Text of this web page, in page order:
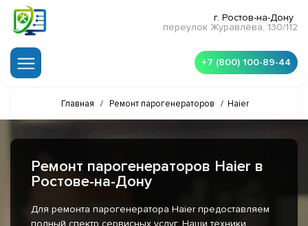
г. Ростов-на-Дону
переулок Журавлёва, 130/112
+7 (800) 100-89-44
Главная / Ремонт парогенераторов / Haier
Ремонт парогенераторов Haier в
Ростове-на-Дону
Для ремонта парогенератора Haier предоставляем